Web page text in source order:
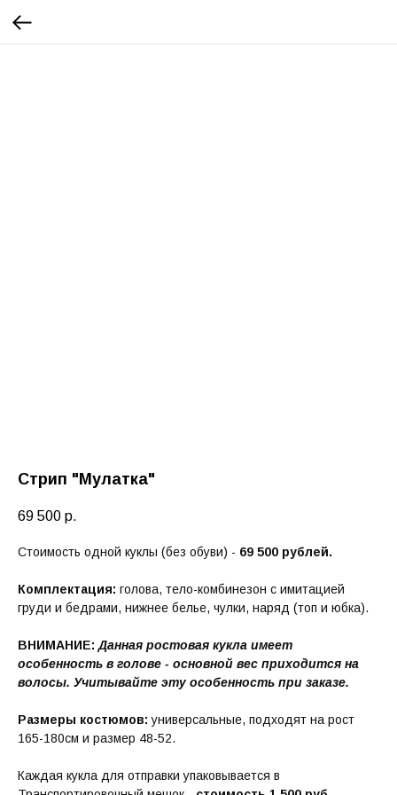
Стрип "Мулатка"
69 500 р.
Стоимость одной куклы (без обуви) - 69 500 рублей.
Комплектация: голова, тело-комбинезон с имитацией
груди и бедрами, нижнее белье, чулки, наряд (топ и юбка).
ВНИМАНИЕ: Данная ростовая кукла имеет
особенность в голове - основной вес приходится на
волосы. Учитывайте эту особенность при заказе.
Размеры костюмов: универсальные, подходят на рост
165-180см и размер 48-52.
Каждая кукла для отправки упаковывается в